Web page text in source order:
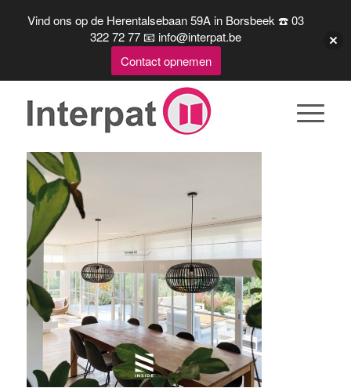
Vind ons op de Herentalsebaan 59A in Borsbeek ☎️ 03
322 72 77 📧 info@interpat.be
Contact opnemen